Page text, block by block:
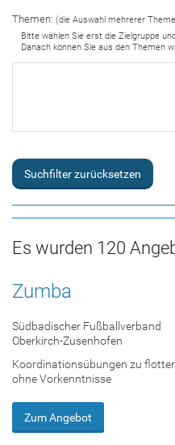
Themen: (die Auswahl mehrerer
Bitte wählen Sie erst die Zielgruppe
Danach können Sie aus den Themen
Suchfilter zurücksetzen
Es wurden 120
Zumba
Südbadischer Fußballverband
Oberkirch-Zusenhofen
Koordinationsübungen zu
ohne Vorkenntnisse
Zum Angebot